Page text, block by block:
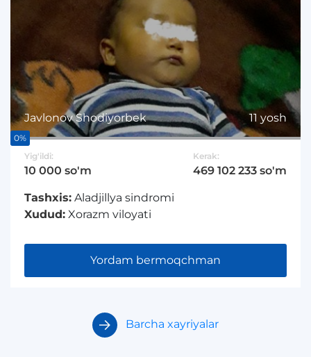
Javlonov Shodiyorbek 11 yosh
0%
Yig'ildi:
10 000 so'm
Kerak:
469 102 233 so'm
Tashxis: Aladjillya sindromi
Xudud: Xorazm viloyati
Yordam bermoqchman
Barcha xayriyalar